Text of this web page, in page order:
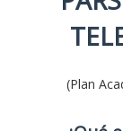
(Plan